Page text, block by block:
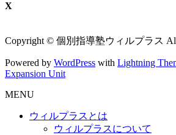
X
Copyright © 個別指導塾ウィルプラス All
Powered by WordPress with Lightning
Expansion Unit
MENU
ウィルプラスとは
ウィルプラスについて